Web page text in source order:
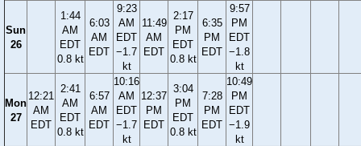
Sun
26
1:44
AM
EDT
0.8 kt
6:03
AM
EDT
9:23
AM
EDT
−1.7
kt
11:49
AM
EDT
2:17
PM
EDT
0.8 kt
6:35
PM
EDT
9:57
PM
EDT
−1.8
kt
Mon
27
12:21
AM
EDT
2:41
AM
EDT
0.8 kt
6:57
AM
EDT
10:16
AM
EDT
−1.7
kt
12:37
PM
EDT
3:04
PM
EDT
0.8 kt
7:28
PM
EDT
10:49
PM
EDT
−1.9
kt